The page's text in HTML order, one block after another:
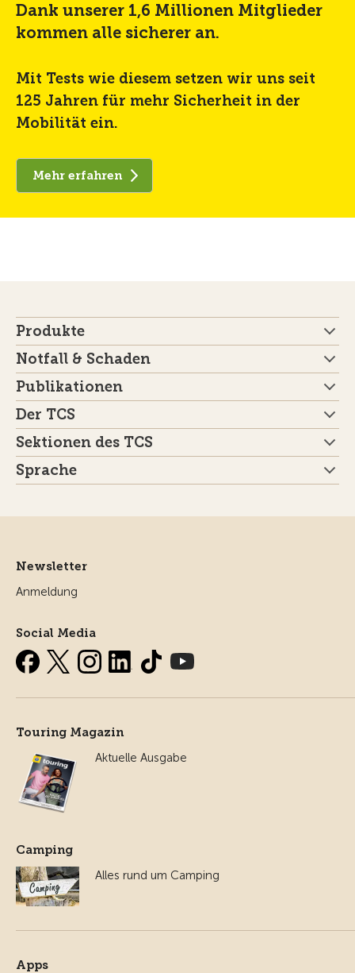
Dank unserer 1,6 Millionen Mitglieder
kommen alle sicherer an.
Mit Tests wie diesem setzen wir uns seit
125 Jahren für mehr Sicherheit in der
Mobilität ein.
Mehr erfahren
Produkte
Notfall & Schaden
Publikationen
Der TCS
Sektionen des TCS
Sprache
Newsletter
Anmeldung
Social Media
Touring Magazin
Aktuelle Ausgabe
Camping
Alles rund um Camping
Apps